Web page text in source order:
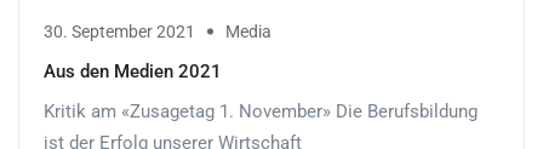
30. September 2021 Media
Aus den Medien 2021
Kritik am «Zusagetag 1. November» Die Berufsbildung
ist der Erfolg unserer Wirtschaft